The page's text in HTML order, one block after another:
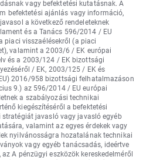
vagy befektetési kutatásnak. A
befektetési ajánlás vagy információ,
a következő rendeleteknek
és a Tanács 596/2014 / EU
piaci visszaélésekről (a piaci
valamint a 2003/6 / EK európai
és a 2003/124 / EK bizottsági
/ EK, 2003/125 / EK és
2016/958 bizottsági felhatalmazáson
9.) az 596/2014 / EU európai
a szabályozási technikai
kiegészítéséről a befektetési
javasló vagy javasló egyéb
valamint az egyes érdekek vagy
nyilvánosságra hozatalának technikai
vagy egyéb tanácsadás, ideértve
A pénzügyi eszközök kereskedelméről